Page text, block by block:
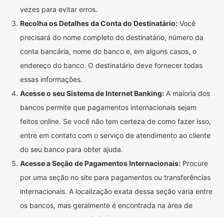
vezes para evitar erros.
Recolha os Detalhes da Conta do Destinatário: Você
precisará do nome completo do destinatário, número da
conta bancária, nome do banco e, em alguns casos, o
endereço do banco. O destinatário deve fornecer todas
essas informações.
Acesse o seu Sistema de Internet Banking: A maioria dos
bancos permite que pagamentos internacionais sejam
feitos online. Se você não tem certeza de como fazer isso,
entre em contato com o serviço de atendimento ao cliente
do seu banco para obter ajuda.
Acesse a Seção de Pagamentos Internacionais: Procure
por uma seção no site para pagamentos ou transferências
internacionais. A localização exata dessa seção varia entre
os bancos, mas geralmente é encontrada na área de